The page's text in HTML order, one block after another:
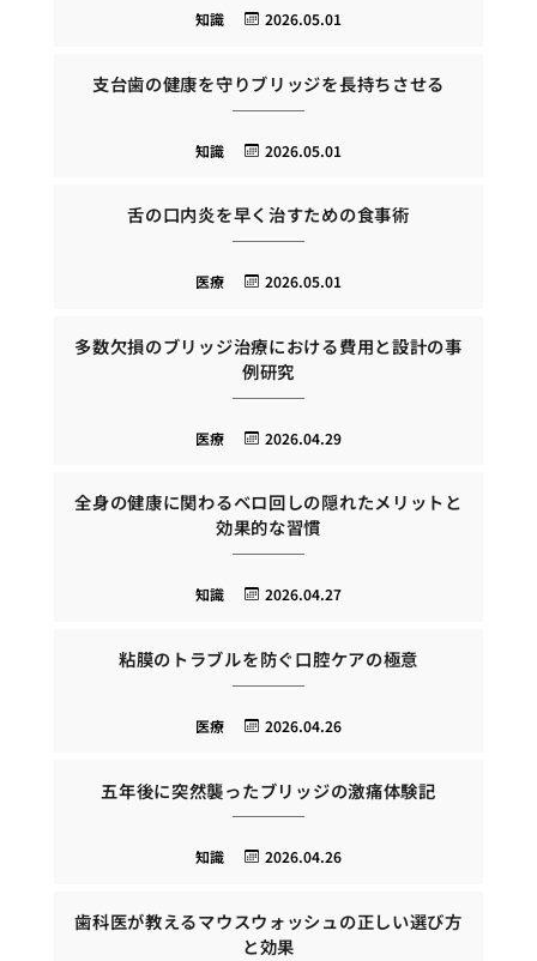
2026.05.01
知識
支台歯の健康を守りブリッジを長持ちさせる
2026.05.01
知識
舌の口内炎を早く治すための食事術
2026.05.01
医療
多数欠損のブリッジ治療における費用と設計の事
例研究
2026.04.29
医療
全身の健康に関わるベロ回しの隠れたメリットと
効果的な習慣
2026.04.27
知識
粘膜のトラブルを防ぐ口腔ケアの極意
2026.04.26
医療
五年後に突然襲ったブリッジの激痛体験記
2026.04.26
知識
歯科医が教えるマウスウォッシュの正しい選び方
と効果